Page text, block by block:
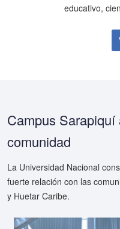
educativo,
Campus
comunidad
La Universidad Nacional
fuerte relación con las
y Huetar Caribe.